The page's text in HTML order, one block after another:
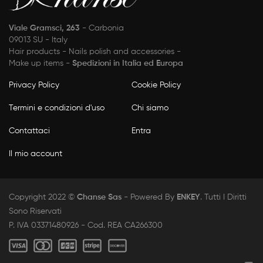
Viale Gramsci, 263 - Carbonia
09013 SU - Italy
Hair products - Nails polish and accessories -
Make up items - Spedizioni in Italia ed Europa
Privacy Policy Cookie Policy
Termini e condizioni d'uso Chi siamo
Contattaci Entra
Il mio account
Copyright 2022 © Chanse Sas - Powered By ENKEY. Tutti I Diritti
Sono Riservati
P. IVA 03371480926 - Cod. REA CA266300